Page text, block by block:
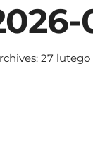
27 lutego